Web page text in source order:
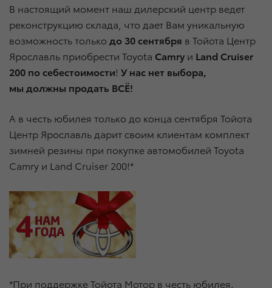
В настоящий момент наш дилерский центр ведет
реконструкцию склада, что дает Вам уникальную
возможность только до 30 сентября в Тойота Центр
Ярославль приобрести Toyota Camry и Land Cruiser
200 по себестоимости! У нас нет выбора,
мы должны продать ВСЁ!
А в честь юбилея только до конца сентября Тойота
Центр Ярославль дарит своим клиентам комплект
зимней резины при покупке автомобилей Toyota
Camry и Land Cruiser 200!*
*При поддержке Тойота Мотор в честь юбилея.